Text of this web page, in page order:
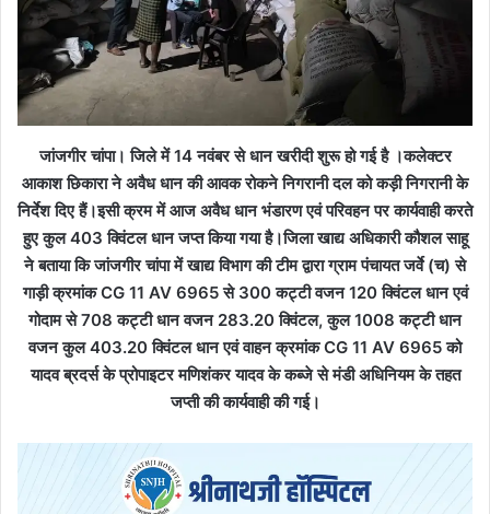
जांजगीर चांपा। जिले में 14 नवंबर से धान खरीदी शुरू हो गई है ।कलेक्टर
आकाश छिकारा ने अवैध धान की आवक रोकने निगरानी दल को कड़ी निगरानी के
निर्देश दिए हैं।इसी क्रम में आज अवैध धान भंडारण एवं परिवहन पर कार्यवाही करते
हुए कुल 403 क्विंटल धान जप्त किया गया है।जिला खाद्य अधिकारी कौशल साहू
ने बताया कि जांजगीर चांपा में खाद्य विभाग की टीम द्वारा ग्राम पंचायत जर्वे (च) से
गाड़ी क्रमांक CG 11 AV 6965 से 300 कट्टी वजन 120 क्विंटल धान एवं
गोदाम से 708 कट्टी धान वजन 283.20 क्विंटल, कुल 1008 कट्टी धान
वजन कुल 403.20 क्विंटल धान एवं वाहन क्रमांक CG 11 AV 6965 को
यादव ब्रदर्स के प्रोपाइटर मणिशंकर यादव के कब्जे से मंडी अधिनियम के तहत
जप्ती की कार्यवाही की गई।